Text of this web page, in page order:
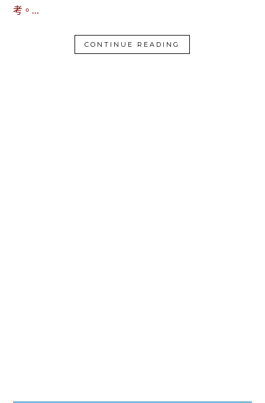
考。…
CONTINUE READING